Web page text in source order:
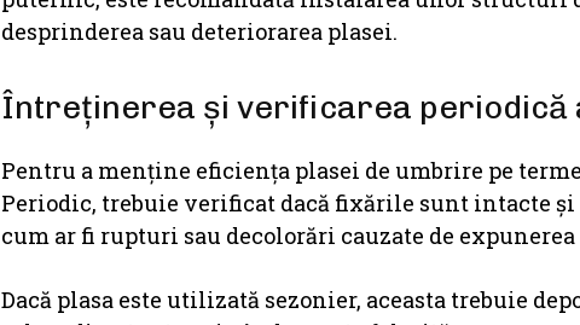
desprinderea sau deteriorarea plasei.
Întreținerea și verificarea periodică
Pentru a menține eficiența plasei de umbrire pe
Periodic, trebuie verificat dacă fixările sunt intacte
cum ar fi rupturi sau decolorări cauzate de
Dacă plasa este utilizată sezonier, aceasta trebuie